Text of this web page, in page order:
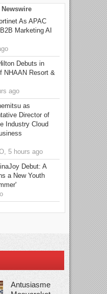
Newswire
As APAC
Marketing AI
Debuts in
NHAAN Resort &
ago
as
Director of
Industry Cloud
5 hours ago
Debut: A
a New Youth
Antusiasme